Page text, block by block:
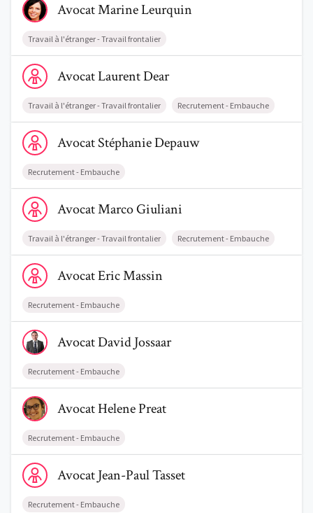
Blog
Comment nous vous aidons
Une start-up 100% indépendante
AvocatMarineLeurquin
Travail à l'étranger - Travail frontalier
Voir le profil de AvocatLaurent Dear
AvocatLaurentDear
Travail à l'étranger - Travail frontalier Recrutement - Embauche
Voir le profil de AvocatStéphanie Depauw
AvocatStéphanieDepauw
Recrutement - Embauche
Voir le profil de AvocatMarco Giuliani
AvocatMarcoGiuliani
Travail à l'étranger - Travail frontalier Recrutement - Embauche
Voir le profil de AvocatEric Massin
AvocatEricMassin
Recrutement - Embauche
Voir le profil de AvocatDavid Jossaar
AvocatDavidJossaar
Recrutement - Embauche
Voir le profil de AvocatHelene Preat
AvocatHelenePreat
Recrutement - Embauche
Voir le profil de AvocatJean-Paul Tasset
AvocatJean-PaulTasset
Recrutement - Embauche